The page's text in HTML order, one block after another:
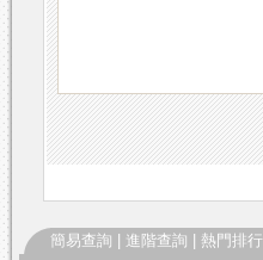
簡易查詢 進階查詢 熱門排行